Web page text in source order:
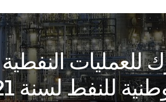
للعمليات
للنفط لسنة 2021-2022